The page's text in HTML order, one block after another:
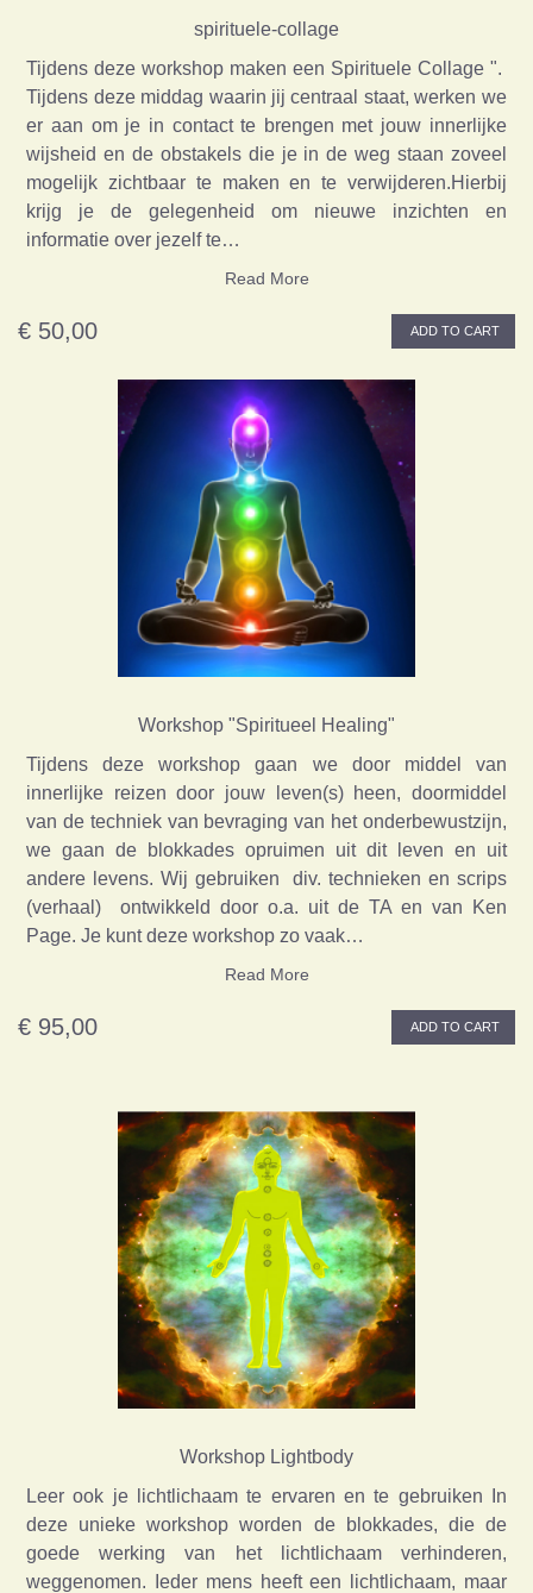
spirituele-collage
Tijdens deze workshop maken een Spirituele Collage ".
Tijdens deze middag waarin jij centraal staat, werken we
er aan om je in contact te brengen met jouw innerlijke
wijsheid en de obstakels die je in de weg staan zoveel
mogelijk zichtbaar te maken en te verwijderen.Hierbij
krijg je de gelegenheid om nieuwe inzichten en
informatie over jezelf te…
Read More
€ 50,00 ADD TO CART
Workshop "Spiritueel Healing"
Tijdens deze workshop gaan we door middel van
innerlijke reizen door jouw leven(s) heen, doormiddel
van de techniek van bevraging van het onderbewustzijn,
we gaan de blokkades opruimen uit dit leven en uit
andere levens. Wij gebruiken div. technieken en scrips
(verhaal) ontwikkeld door o.a. uit de TA en van Ken
Page. Je kunt deze workshop zo vaak…
Read More
€ 95,00 ADD TO CART
Workshop Lightbody
Leer ook je lichtlichaam te ervaren en te gebruiken In
deze unieke workshop worden de blokkades, die de
goede werking van het lichtlichaam verhinderen,
weggenomen. Ieder mens heeft een lichtlichaam, maar